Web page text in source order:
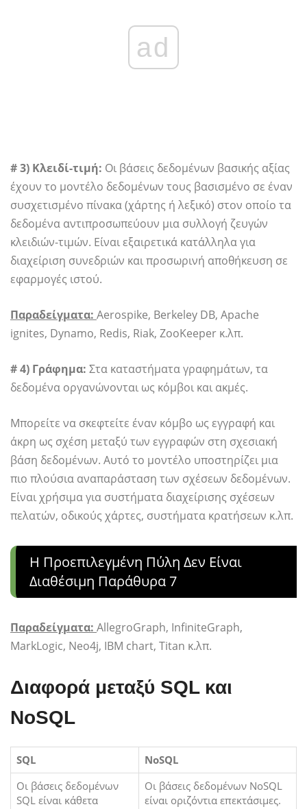
ad
# 3) Κλειδί-τιμή: Οι βάσεις δεδομένων βασικής αξίας
έχουν το μοντέλο δεδομένων τους βασισμένο σε έναν
συσχετισμένο πίνακα (χάρτης ή λεξικό) στον οποίο τα
δεδομένα αντιπροσωπεύουν μια συλλογή ζευγών
κλειδιών-τιμών. Είναι εξαιρετικά κατάλληλα για
διαχείριση συνεδριών και προσωρινή αποθήκευση σε
εφαρμογές ιστού.
Παραδείγματα: Aerospike, Berkeley DB, Apache
ignites, Dynamo, Redis, Riak, ZooKeeper κ.λπ.
# 4) Γράφημα: Στα καταστήματα γραφημάτων, τα
δεδομένα οργανώνονται ως κόμβοι και ακμές.
Μπορείτε να σκεφτείτε έναν κόμβο ως εγγραφή και
άκρη ως σχέση μεταξύ των εγγραφών στη σχεσιακή
βάση δεδομένων. Αυτό το μοντέλο υποστηρίζει μια
πιο πλούσια αναπαράσταση των σχέσεων δεδομένων.
Είναι χρήσιμα για συστήματα διαχείρισης σχέσεων
πελατών, οδικούς χάρτες, συστήματα κρατήσεων κ.λπ.
Η Προεπιλεγμένη Πύλη Δεν Είναι
Διαθέσιμη Παράθυρα 7
Παραδείγματα: AllegroGraph, InfiniteGraph,
MarkLogic, Neo4j, IBM chart, Titan κ.λπ.
Διαφορά μεταξύ SQL και
NoSQL
SQL
NoSQL
Οι βάσεις δεδομένων
SQL είναι κάθετα
Οι βάσεις δεδομένων NoSQL
είναι οριζόντια επεκτάσιμες.